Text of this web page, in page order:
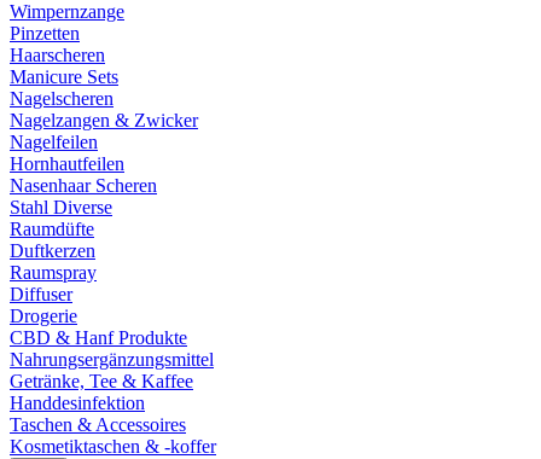
Wimpernzange
Pinzetten
Haarscheren
Manicure Sets
Nagelscheren
Nagelzangen & Zwicker
Nagelfeilen
Hornhautfeilen
Nasenhaar Scheren
Stahl Diverse
Raumdüfte
Duftkerzen
Raumspray
Diffuser
Drogerie
CBD & Hanf Produkte
Nahrungsergänzungsmittel
Getränke, Tee & Kaffee
Handdesinfektion
Taschen & Accessoires
Kosmetiktaschen & -koffer